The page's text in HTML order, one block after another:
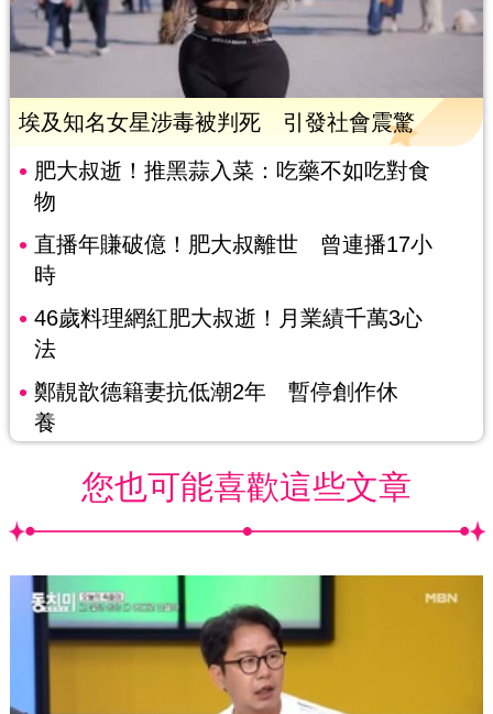
埃及知名女星涉毒被判死 引發社會震驚
肥大叔逝！推黑蒜入菜：吃藥不如吃對食
物
直播年賺破億！肥大叔離世 曾連播17小
時
46歲料理網紅肥大叔逝！月業績千萬3心
法
鄭靚歆德籍妻抗低潮2年 暫停創作休
養
您也可能喜歡這些文章